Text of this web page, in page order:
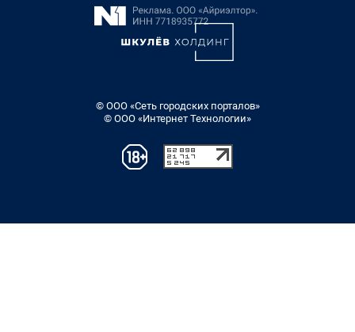
© ООО «Сеть городских порталов»
© ООО «Интернет Технологии»